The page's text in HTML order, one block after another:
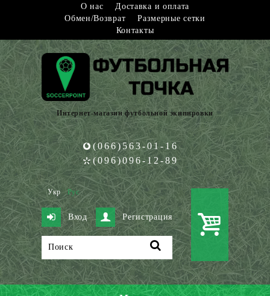
О нас
Доставка и оплата
Обмен/Возврат
Размерные сетки
Контакты
Интернет-магазин футбольной экипировки
(066)563-01-16
(096)096-12-89
Укр Рус
Вход Регистрация